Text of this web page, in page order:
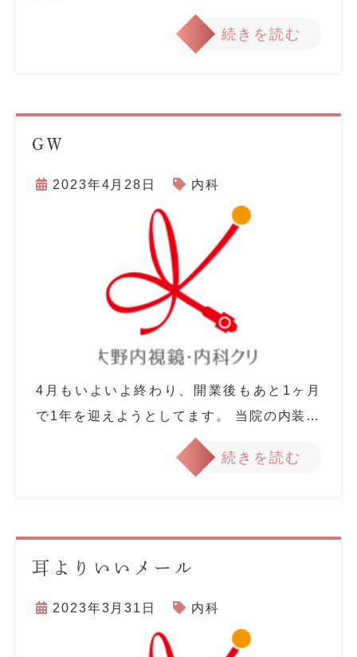
続きを読む
GW
2023年4月28日 内科
4月もいよいよ終わり、開業後もあと1ヶ月
で1年を迎えようとしてます。 当院の内装…
続きを読む
耳よりいいメール
2023年3月31日 内科